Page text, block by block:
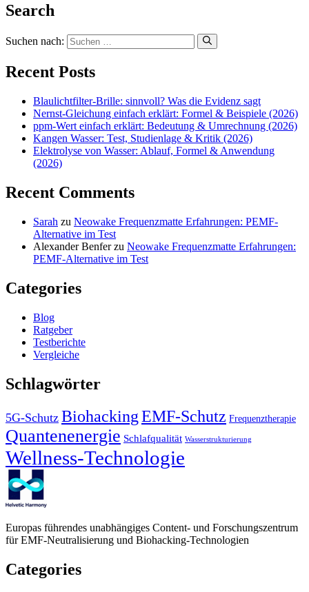
Search
Suchen nach:
Recent Posts
Blaulichtfilter-Brille: sinnvoll? Was die Evidenz sagt
Nernst-Gleichung einfach erklärt: Formel & Beispiele (2026)
ppm-Wert einfach erklärt: Bedeutung & Umrechnung (2026)
Kangen Wasser: Test, Studienlage & Kritik (2026)
Elektrolyse von Wasser: Ablauf, Formel & Anwendung
(2026)
Recent Comments
Sarah zu Neowake Frequenzmatte Erfahrungen: PEMF-
Alternative im Test
Alexander Benferzu Neowake Frequenzmatte Erfahrungen:
PEMF-Alternative im Test
Categories
Blog
Ratgeber
Testberichte
Vergleiche
Schlagwörter
5G-Schutz BiohackingEMF-Schutz Frequenztherapie
Quantenenergie Schlafqualität Wasserstrukturierung
Wellness-Technologie
Europas führendes unabhängiges Content- und Forschungszentrum
für EMF-Neutralisierung und Biohacking-Technologien
Categories